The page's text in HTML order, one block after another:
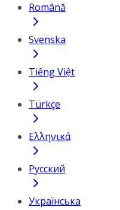
Română
Svenska
Tiếng Việt
Türkçe
Ελληνικά
Русский
Українська